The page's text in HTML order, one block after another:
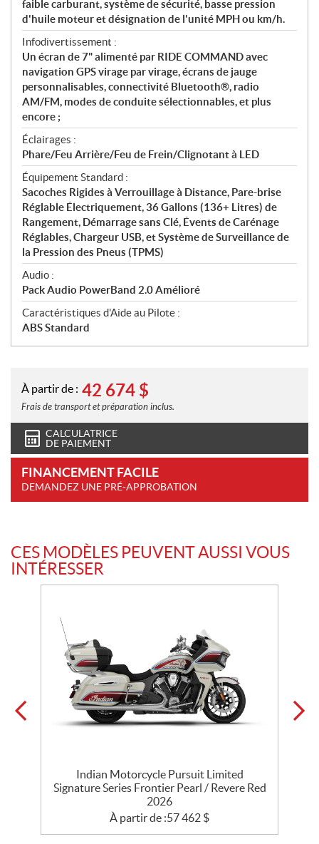
faible carburant, système de sécurité, basse pression
d'huile moteur et désignation de l'unité MPH ou km/h.
Infodivertissement :
Un écran de 7" alimenté par RIDE COMMAND avec
navigation GPS virage par virage, écrans de jauge
personnalisables, connectivité Bluetooth®, radio
AM/FM, modes de conduite sélectionnables, et plus
encore ;
Éclairages :
Phare/Feu Arrière/Feu de Frein/Clignotant à LED
Équipement Standard :
Sacoches Rigides à Verrouillage à Distance, Pare-brise
Réglable Électriquement, 36 Gallons (136+ Litres) de
Rangement, Démarrage sans Clé, Évents de Carénage
Réglables, Chargeur USB, et Système de Surveillance de
la Pression des Pneus (TPMS)
Audio :
Pack Audio PowerBand 2.0 Amélioré
Caractéristiques d'Aide au Pilote :
ABS Standard
À partir de : 42 674 $
Frais de transport et préparation inclus.
CALCULATRICE
DE PAIEMENT
FINANCEMENT FACILE
DEMANDEZ UNE PRÉ-APPROBATION
CES MODÈLES PEUVENT AUSSI VOUS
INTÉRESSER
Indian Motorcycle Pursuit Limited
Signature Series Frontier Pearl / Revere Red
2026
À partir de :57 462 $